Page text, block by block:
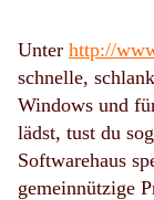
Unter http://
schnelle,
Windows und
lädst, tust du
Softwarehaus
gemeinnützige